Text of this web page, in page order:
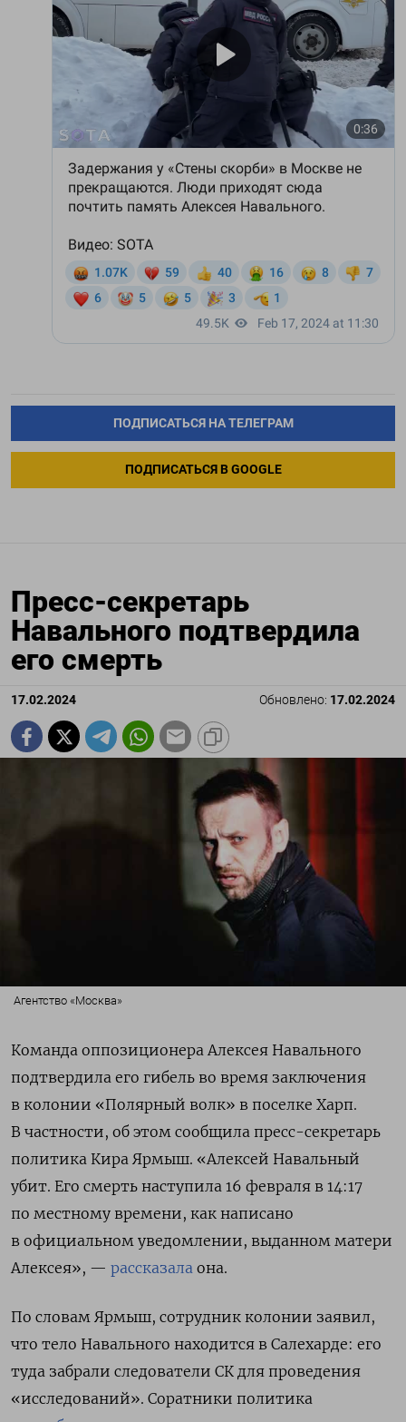
ПОДПИСАТЬСЯ НА ТЕЛЕГРАМ
ПОДПИСАТЬСЯ В GOOGLE
Пресс-секретарь
Навального подтвердила
его смерть
17.02.2024 Обновлено: 17.02.2024
Агентство «Москва»
Команда оппозиционера Алексея Навального
подтвердила его гибель во время заключения
в колонии «Полярный волк» в поселке Харп.
В частности, об этом сообщила пресс-секретарь
политика Кира Ярмыш. «Алексей Навальный
убит. Его смерть наступила 16 февраля в 14:17
по местному времени, как написано
в официальном уведомлении, выданном матери
Алексея», — рассказала она.
По словам Ярмыш, сотрудник колонии заявил,
что тело Навального находится в Салехарде: его
туда забрали следователи СК для проведения
«исследований». Соратники политика